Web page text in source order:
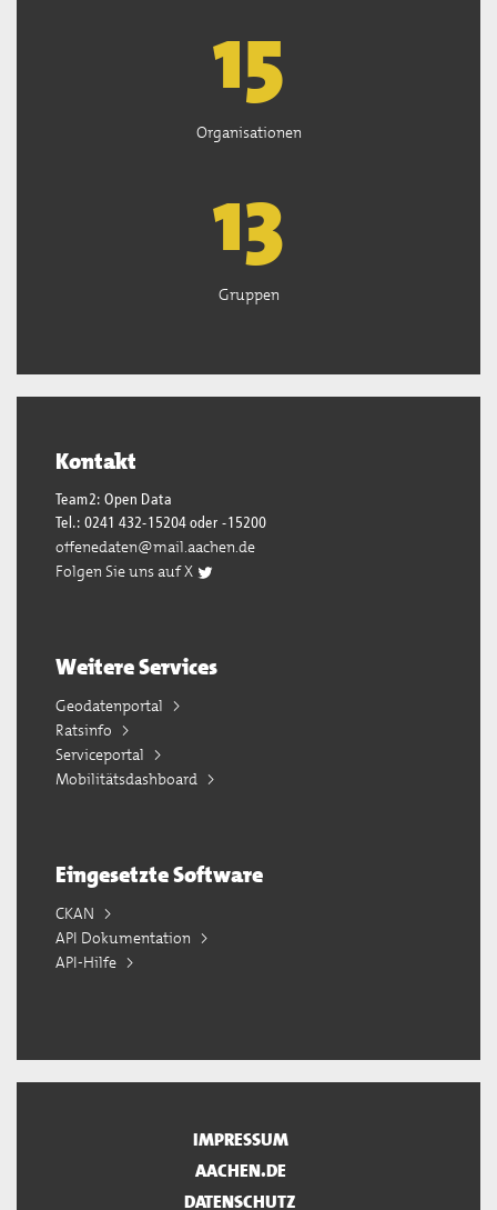
15
Organisationen
13
Gruppen
Kontakt
Team2: Open Data
Tel.: 0241 432-15204 oder -15200
offenedaten@mail.aachen.de
Folgen Sie uns auf X
Weitere Services
Geodatenportal
Ratsinfo
Serviceportal
Mobilitätsdashboard
Eingesetzte Software
CKAN
API Dokumentation
API-Hilfe
IMPRESSUM
AACHEN.DE
DATENSCHUTZ